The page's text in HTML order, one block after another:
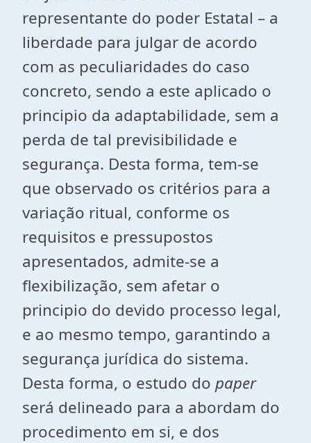
representante do poder Estatal – a
liberdade para julgar de acordo
com as peculiaridades do caso
concreto, sendo a este aplicado o
principio da adaptabilidade, sem a
perda de tal previsibilidade e
segurança. Desta forma, tem-se
que observado os critérios para a
variação ritual, conforme os
requisitos e pressupostos
apresentados, admite-se a
flexibilização, sem afetar o
principio do devido processo legal,
e ao mesmo tempo, garantindo a
segurança jurídica do sistema.
Desta forma, o estudo do paper
será delineado para a abordam do
procedimento em si, e dos